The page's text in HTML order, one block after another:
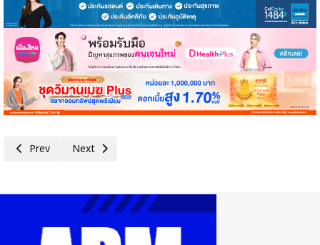
Previous article: NRF ดัน ‘Pink Sauce’ ซอสพริกศรีราชาสีชมพูสู่เวทีโลก
Prev Next article: ก.ล.ต. นับหนึ่งไฟลิ่ง PHAT ลุยเข้า mai ยกระดับ
Next